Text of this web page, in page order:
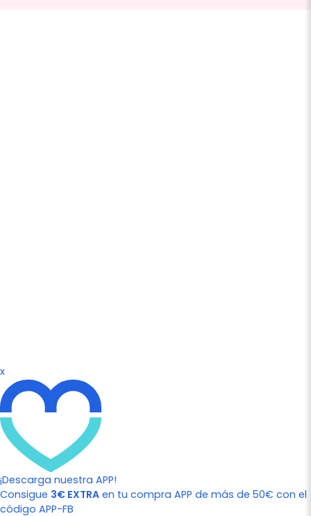
x
¡Descarga nuestra APP!
Consigue 3€ EXTRA en tu compra APP de más de 50€ con el
código APP-FB